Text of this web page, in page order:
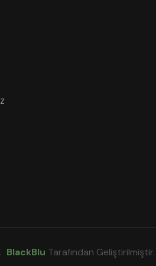
BlackBlu Tarafından Geliştirilmiştir.